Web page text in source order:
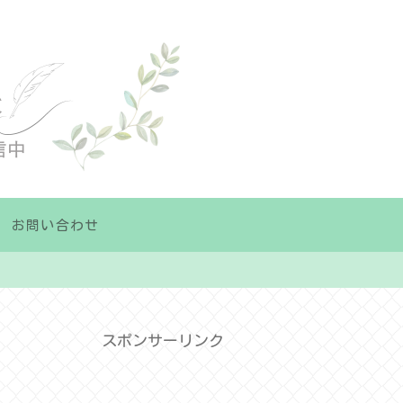
お問い合わせ
スポンサーリンク